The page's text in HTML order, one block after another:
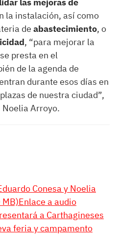
la instalación, así como
de abastecimiento, o
, “para mejorar la
presta en el
de la agenda de
durante esos días en
de nuestra ciudad”,
Noelia Arroyo.
Conesa y Noelia
a audio
a Carthagineses
feria y campamento